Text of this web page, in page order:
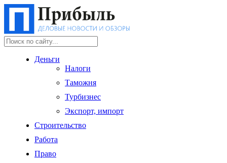
Деньги
Налоги
Таможня
Турбизнес
Экспорт, импорт
Строительство
Работа
Право